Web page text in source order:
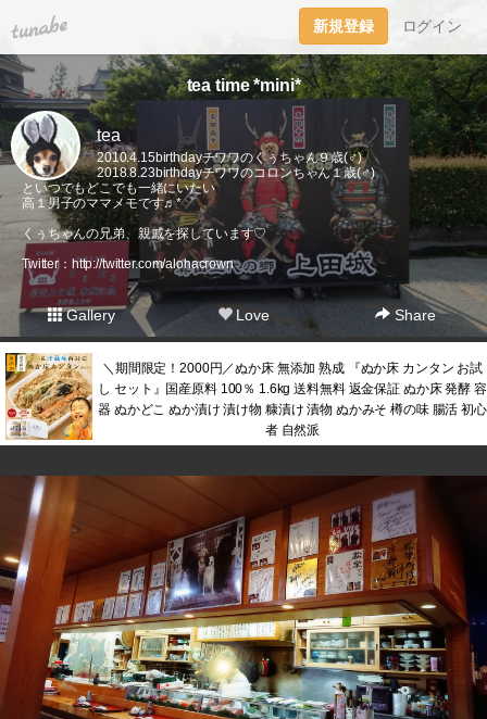
tuna.be 新規登録 ログイン
tea time *mini*
tea
2010.4.15birthdayチワワのくぅちゃん９歳(♂)
2018.8.23birthdayチワワのコロンちゃん１歳(♂)
といつでもどこでも一緒にいたい
高１男子のママメモです♬*゜
くぅちゃんの兄弟、親戚を探しています♡
Twitter： http://twitter.com/alohacrown
Gallery Love Share
＼期間限定！2000円／ぬか床 無添加 熟成 『ぬか床 カンタン お試
し セット』国産原料 100％ 1.6kg 送料無料 返金保証 ぬか床 発酵 容
器 ぬかどこ ぬか漬け 漬け物 糠漬け 漬物 ぬかみそ 樽の味 腸活 初心
者 自然派